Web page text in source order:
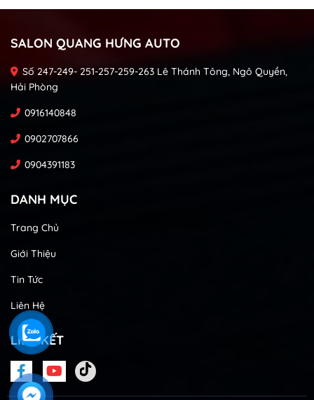
SALON QUANG HƯNG AUTO
Số 247-249- 251-257-259-263 Lê Thánh Tông, Ngô Quyền,
Hải Phòng
0916140848
0902707866
0904391183
DANH MỤC
Trang Chủ
Giới Thiệu
Tin Tức
Liên Hệ
LIÊN KẾT